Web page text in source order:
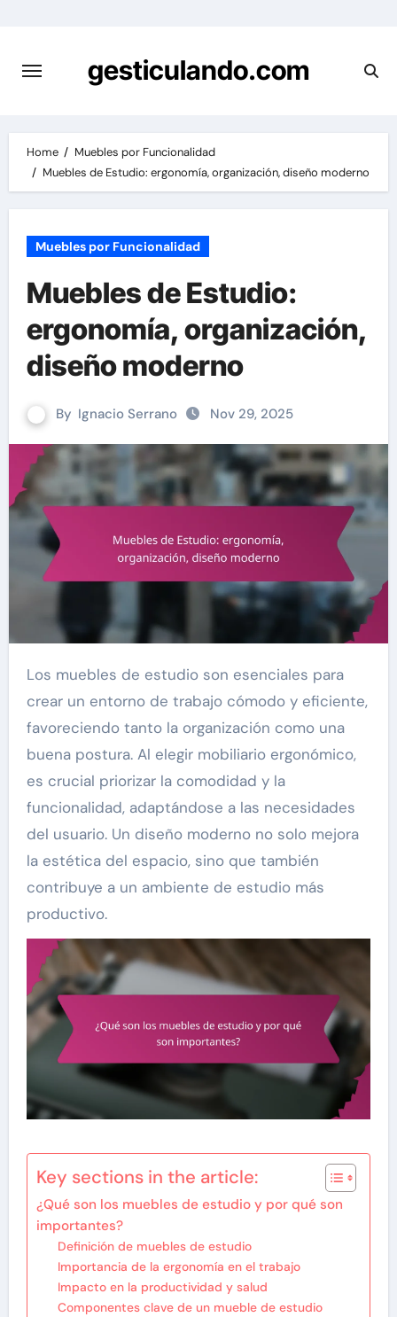
content
gesticulando.com
Home
Muebles por Funcionalidad
Muebles de Estudio: ergonomía, organización, diseño moderno
Muebles por Funcionalidad
Muebles de Estudio:
ergonomía, organización,
diseño moderno
By Ignacio Serrano Nov 29, 2025
Los muebles de estudio son esenciales para
crear un entorno de trabajo cómodo y eficiente,
favoreciendo tanto la organización como una
buena postura. Al elegir mobiliario ergonómico,
es crucial priorizar la comodidad y la
funcionalidad, adaptándose a las necesidades
del usuario. Un diseño moderno no solo mejora
la estética del espacio, sino que también
contribuye a un ambiente de estudio más
productivo.
Key sections in the article:
¿Qué son los muebles de estudio y por qué son
importantes?
Definición de muebles de estudio
Importancia de la ergonomía en el trabajo
Impacto en la productividad y salud
Componentes clave de un mueble de estudio